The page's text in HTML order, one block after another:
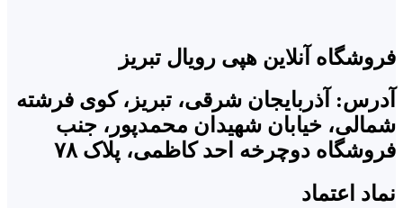
فروشگاه آنلاین هپی رویال تبریز
آدرس: آذربایجان شرقی، تبریز، کوی فرشته
شمالی، خیابان شهیدان محمدپور، جنب
فروشگاه دوچرخه احد کاظمی، پلاک ۷۸
نماد اعتماد